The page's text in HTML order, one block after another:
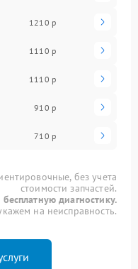
1210 р
1110 р
1110 р
910 р
710 р
без учета
стоимости запчастей.
диагностику.
на неисправность.